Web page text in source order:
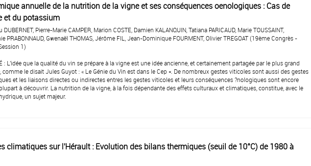
annuelle de la nutrition de la vigne et ses conséquences oenologiques : Cas de
et du potassium
DUBERNET, Pierre-Marie CAMPER, Marion COSTE, Damien KALANQUIN, Tatiana PARICAUD, Marie TOUSSAINT,
PRABONNAUD, Gwenaël THOMAS, Jérôme FIL, Jean-Dominique FOURMENT, Olivier TREGOAT (19ème Congrès -
1)
: L'idée que la qualité du vin se prépare à la vigne est une idée ancienne, et certainement partagée par le plus grand
comme le disait Jules Guyot : « Le Génie du Vin est dans le Cep ». De nombreux gestes viticoles sont aussi des gestes
et les liaisons directes ou indirectes entres les gestes viticoles et leurs conséquences ?nologiques sont encore
à découvrir. La nutrition de la vigne, à la fois dépendante des effets culturaux et climatiques, constitue, avec le
un sujet majeur.
climatiques sur l'Hérault : Evolution des bilans thermiques (seuil de 10°C) de 1980 à